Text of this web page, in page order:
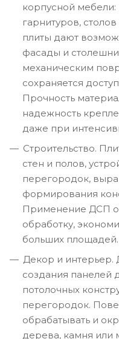
корпусной
гарнитуров,
плиты дают
фасады и
механическим
сохраняется
Прочность
надежность
даже при
Строительство.
стен и полов,
перегородок,
формирования
Применение ДСП
обработку,
больших площадей.
Декор и интерьер.
создания панелей
потолочных
перегородок.
обрабатывать и
дерева, камня или